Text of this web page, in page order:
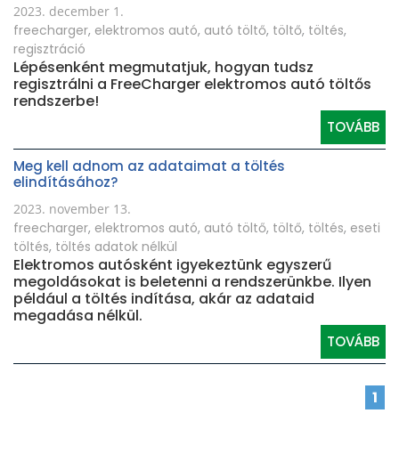
2023. december 1.
freecharger, elektromos autó, autó töltő, töltő, töltés,
regisztráció
Lépésenként megmutatjuk, hogyan tudsz
regisztrálni a FreeCharger elektromos autó töltős
rendszerbe!
TOVÁBB
Meg kell adnom az adataimat a töltés
elindításához?
2023. november 13.
freecharger, elektromos autó, autó töltő, töltő, töltés, eseti
töltés, töltés adatok nélkül
Elektromos autósként igyekeztünk egyszerű
megoldásokat is beletenni a rendszerünkbe. Ilyen
például a töltés indítása, akár az adataid
megadása nélkül.
TOVÁBB
1